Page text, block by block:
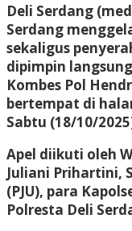
Deli Serdang
Serdang
sekaligus
dipimpin
Kombes Pol
bertempat di
Sabtu (18/10/
Apel diikuti oleh
Juliani Prihartini,
(PJU), para
Polresta Deli